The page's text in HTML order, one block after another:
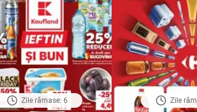
Zile rămase: 6 Zile